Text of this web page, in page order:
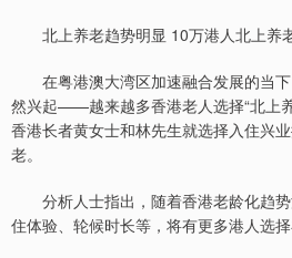
北上养老趋势明显 10万港人北上养
在粤港澳大湾区加速融合发展的当下
然兴起——越来越多香港老人选择“北上
香港长者黄女士和林先生就选择入住兴
老。
分析人士指出，随着香港老龄化趋势
住体验、轮候时长等，将有更多港人选择